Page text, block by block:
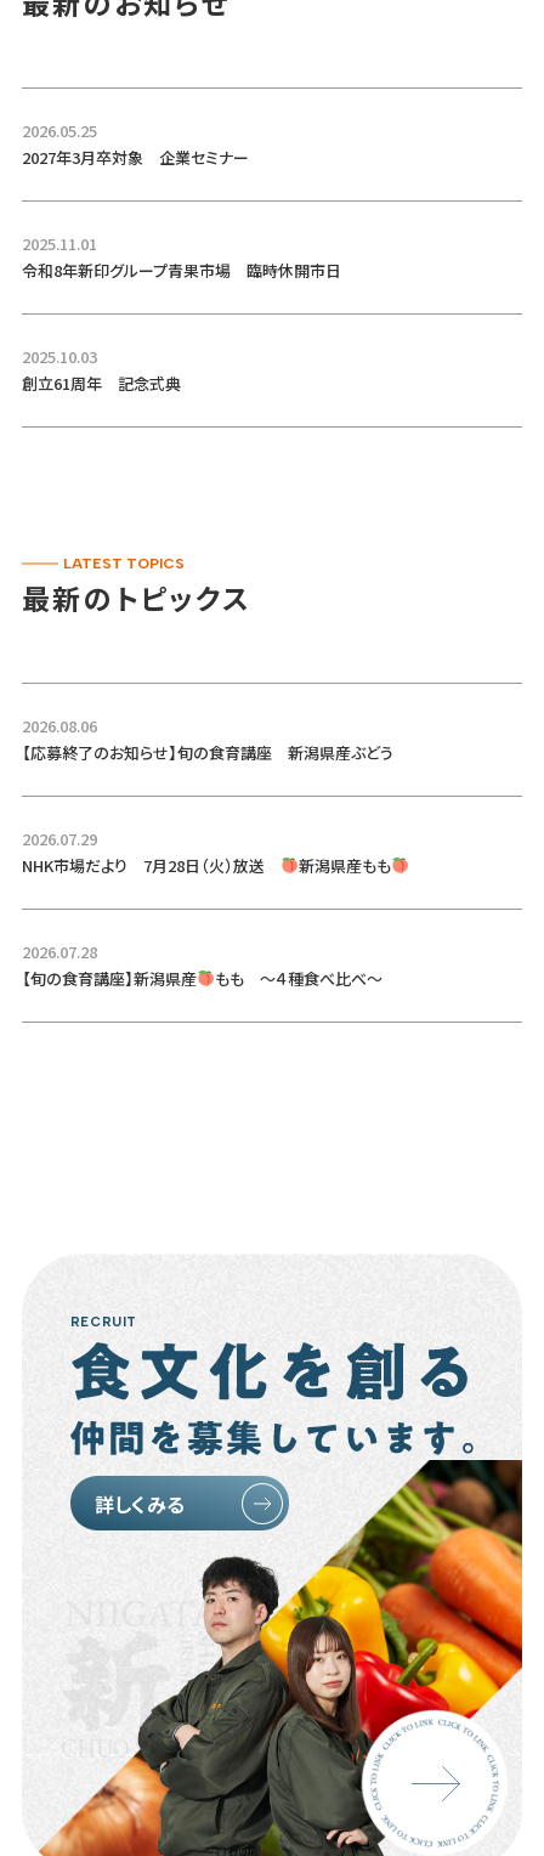
2026.05.25
2027年3月卒対象 企業セミナー
2025.11.01
令和8年新印グループ青果市場 臨時休開市日
2025.10.03
創立61周年 記念式典
LATEST TOPICS
最新のトピックス
2026.08.06
【応募終了のお知らせ】旬の食育講座 新潟県産ぶどう
2026.07.29
NHK市場だより 7月28日（火）放送
新潟県産もも
2026.07.28
【旬の食育講座】新潟県産
もも ～４種食べ比べ～
RECRUIT
詳しくみる